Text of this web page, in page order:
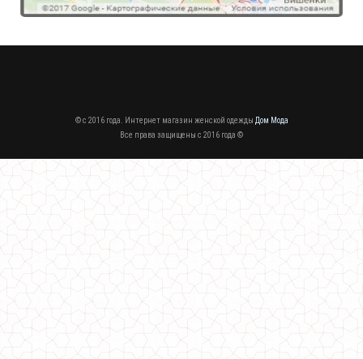
690.00грн.
© c 2016 года. Интернет магазин женской одежды Дом Мода
Все права защищены c 2016 года ©